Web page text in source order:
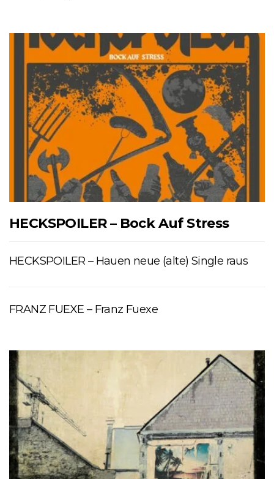
HECKSPOILER – Bock Auf Stress
HECKSPOILER – Hauen neue (alte) Single raus
FRANZ FUEXE – Franz Fuexe